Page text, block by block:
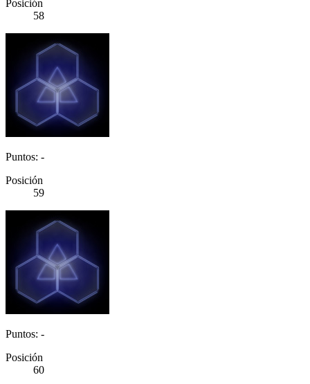
Posición
58
Puntos: -
Posición
59
Puntos: -
Posición
60